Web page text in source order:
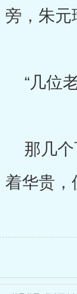
旁，朱元
“几位
那几个
着华贵，